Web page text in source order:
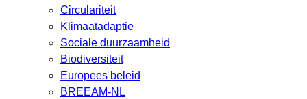
Circulariteit
Klimaatadaptie
Sociale duurzaamheid
Biodiversiteit
Europees beleid
BREEAM-NL